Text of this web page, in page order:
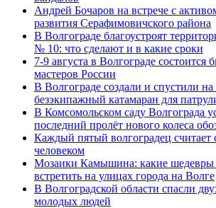
Андрей Бочаров на встрече с
развития Серафимовичского района
В Волгограде благоустроят
№ 10: что сделают и в какие сроки
7-9 августа в Волгограде состоится
мастеров России
В Волгограде создали и спустили на
безэкипажный катамаран для
В Комсомольском саду Волгограда
последний пролёт нового колеса
Каждый пятый волгоградец считает
человеком
Мозаики Камышина: какие шедевры
встретить на улицах города на Волге
В Волгоградской области спасли
молодых людей